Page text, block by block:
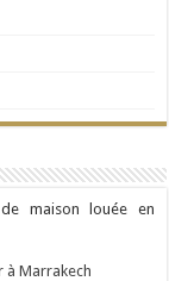
maison louée en
à Marrakech